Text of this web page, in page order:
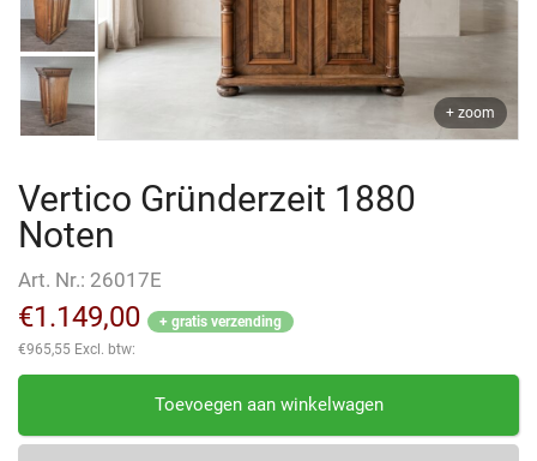
+ zoom
Vertico Gründerzeit 1880
Noten
Art. Nr.: 26017E
€1.149,00
+ gratis verzending
€965,55 Excl. btw:
Vertico
1880
Toevoegen aan winkelwagen